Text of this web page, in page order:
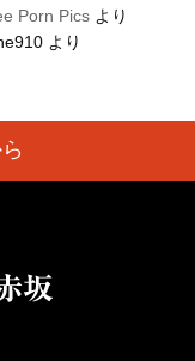
Porn Picsより
より